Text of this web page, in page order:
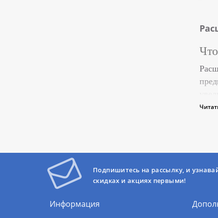
Подпишитесь на рассылку, и
скидках и акциях первыми!
Информация